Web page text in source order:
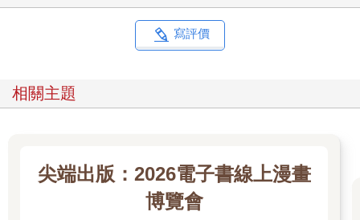
寫評價
相關主題
尖端出版：2026電子書線上漫畫
博覽會